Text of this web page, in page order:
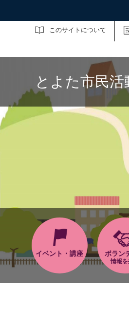
このサイトについて
サイト内検索
とよた市民活
イベント・講座 ボラン
情報